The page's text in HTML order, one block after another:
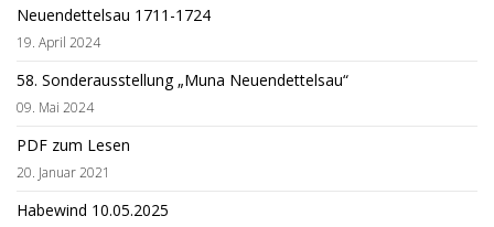
Neuendettelsau 1711-1724
19. April 2024
58. Sonderausstellung „Muna Neuendettelsau“
09. Mai 2024
PDF zum Lesen
20. Januar 2021
Habewind 10.05.2025